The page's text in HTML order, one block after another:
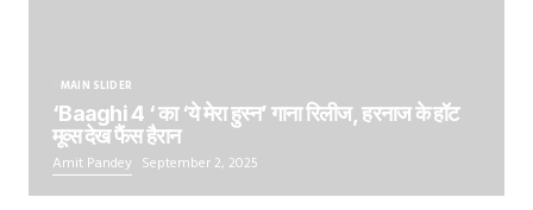
MAIN SLIDER
‘Baaghi 4 ‘ का ‘ये मेरा हुस्न’ गाना रिलीज, हरनाज के हॉट
मूव्स देख फैंस हैरान
Amit Pandey September 2, 2025